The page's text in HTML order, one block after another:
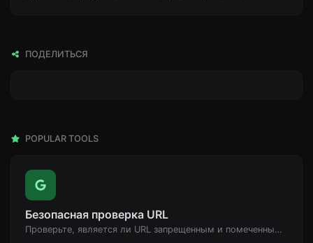
ПОДЕЛИТЬСЯ
POPULAR TOOLS
Безопасная проверка URL
Проверьте, является ли URL запрещенным и помеченным как безопасный/небезопасный Google.